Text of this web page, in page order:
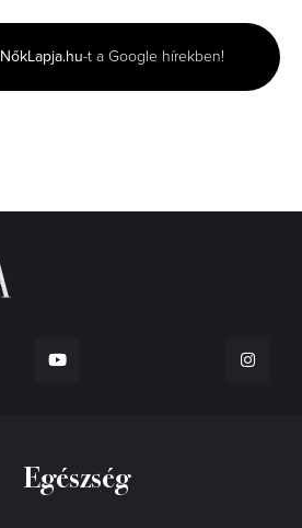
NőkLapja.hu-t a Google hírekben!
Egészség